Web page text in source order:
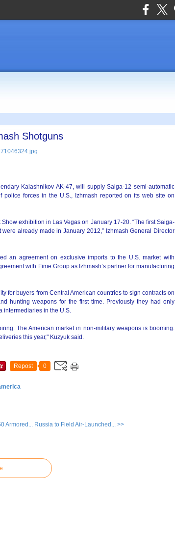
Shotguns
Kalashnikov AK-47, will supply Saiga-12 semi-automatic
police forces in the U.S., Izhmash reported on its web site on
exhibition in Las Vegas on January 17-20. “The first Saiga-
already made in January 2012,” Izhmash General Director
an agreement on exclusive imports to the U.S. market with
with Fime Group as Izhmash’s partner for manufacturing
for buyers from Central American countries to sign contracts on
hunting weapons for the first time. Previously they had only
intermediaries in the U.S.
The American market in non-military weapons is booming.
this year," Kuzyuk said.
Repost 0
Armored... Russia to Field Air-Launched... >>